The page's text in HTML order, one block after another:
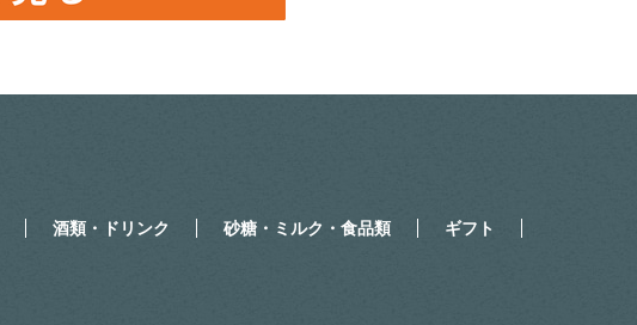
酒類・ドリンク 砂糖・ミルク・食品類 ギフト